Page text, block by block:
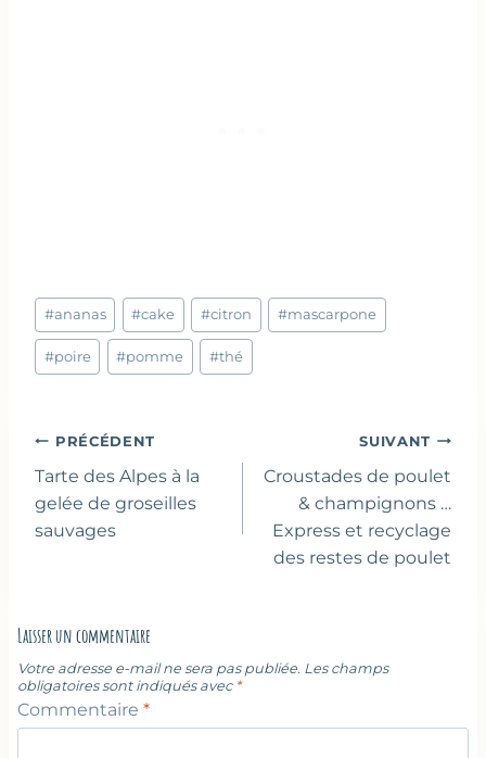
Étiquettes
de
la
#ananas #cake #citron #mascarpone
#poire #pomme #thé
Navigation
de
l’article
PRÉCÉDENT
Tarte des Alpes à la
gelée de groseilles
sauvages
SUIVANT
Croustades de poulet
& champignons …
Express et recyclage
des restes de poulet
Laisser un commentaire
Votre adresse e-mail ne sera pas publiée. Les champs
obligatoires sont indiqués avec *
Commentaire *